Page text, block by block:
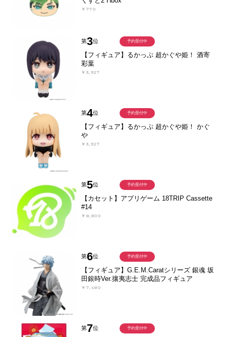
￥770
第3位
【フィギュア】るかっぷ 超かぐや姫！ 酒寄
彩葉
￥3,927
予約受付中
第4位
【フィギュア】るかっぷ 超かぐや姫！ かぐ
や
￥3,927
予約受付中
第5位
【カセット】アプリゲーム 18TRIP Cassette
#14
￥8,800
予約受付中
第6位
【フィギュア】G.E.M.Caratシリーズ 銀魂 坂
田銀時Ver.攘夷志士 完成品フィギュア
￥7,480
予約受付中
第7位 予約受付中